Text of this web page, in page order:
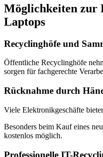
Möglichkeiten zur
Laptops
Recyclinghöfe und
Öffentliche Recyclinghöfe
sorgen für fachgerechte
Rücknahme durch
Viele Elektronikgeschäfte
Besonders beim Kauf eines
kostenlos möglich.
Professionelle IT-